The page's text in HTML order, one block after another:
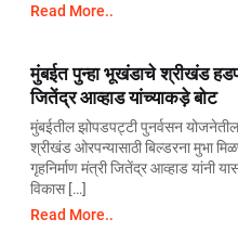
Read More..
मुंबईत पुन्हा भूखंडाचे श्रीखंड
जितेंद्र आव्हाड यांच्याकड़े बोट
मुंबईतील झोपडपट्टी पुनर्वसन
श्रीखंड ओरपन्यासाठी बिल्डरना मुभा
गृहनिर्माण मंत्री जितेंद्र आव्हाड यांनी
विकास […]
Read More..